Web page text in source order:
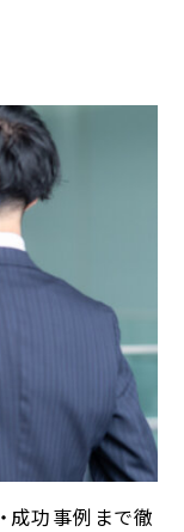
成功事例まで徹